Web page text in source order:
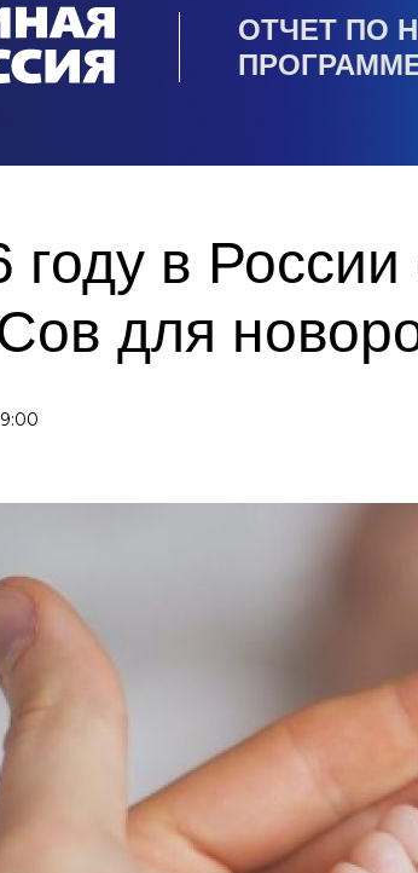
ОТЧЕТ ПО
ПРОГРАММЕ
году в
для